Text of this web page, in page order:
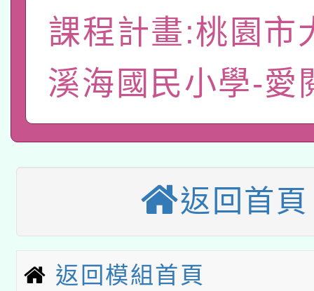
薪期間赴陸應申請許可
轉知經濟部水利署委託
業技術研究院辦理「
動」
115年8月22日(星期六
桃園市孔廟祈福系列
開 智慧啟航」
2026年桃園地景藝術
「2026桃園藝術巡演
關事宜
轉知教育部國民及學前
國立臺灣師範大學辦
年度健康促進學校輔導
本館辦理115年度閱讀
暨閱讀推動專業研習
科技賦能─人工智慧
礎課程
A3數位素養講師名單
課程計畫:桃園市
溪海國民小學-愛
返回首頁
返回模組首頁